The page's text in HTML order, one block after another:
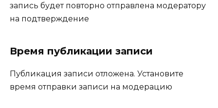
запись будет повторно отправлена модератору
на подтверждение
Время публикации записи
Публикация записи отложена. Установите
время отправки записи на модерацию